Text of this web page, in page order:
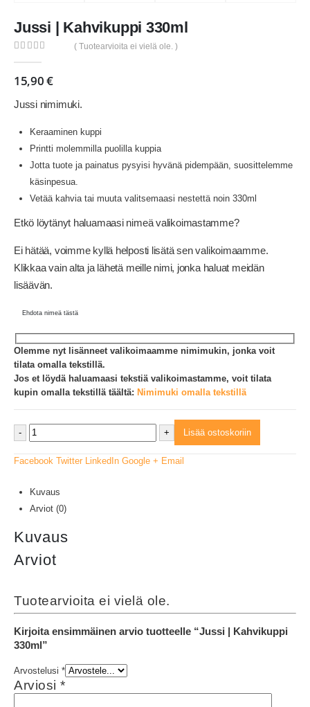
Jussi | Kahvikuppi 330ml
( Tuotearvioita ei vielä ole. )
15,90€
Jussi nimimuki.
Keraaminen kuppi
Printti molemmilla puolilla kuppia
Jotta tuote ja painatus pysyisi hyvänä pidempään, suosittelemme
käsinpesua.
Vetää kahvia tai muuta valitsemaasi nestettä noin 330ml
Etkö löytänyt haluamaasi nimeä valikoimastamme?
Ei hätää, voimme kyllä helposti lisätä sen valikoimaamme.
Klikkaa vain alta ja lähetä meille nimi, jonka haluat meidän
lisäävän.
Ehdota nimeä tästä
Olemme nyt lisänneet valikoimaamme nimimukin, jonka voit
tilata omalla tekstillä.
Jos et löydä haluamaasi tekstiä valikoimastamme, voit tilata
kupin omalla tekstillä täältä: Nimimuki omalla tekstillä
- + Lisää ostoskoriin
Facebook Twitter LinkedIn Google + Email
Kuvaus
Arviot (0)
Kuvaus
Arviot
Tuotearvioita ei vielä ole.
Kirjoita ensimmäinen arvio tuotteelle “Jussi | Kahvikuppi
330ml”
Arvostelusi *
Arviosi *